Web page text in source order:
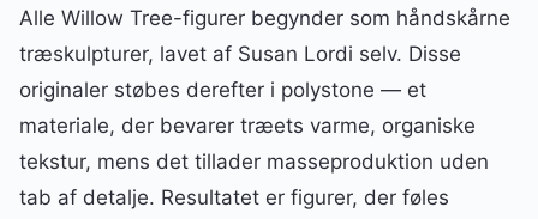
Alle Willow Tree-figurer begynder som håndskårne
træskulpturer, lavet af Susan Lordi selv. Disse
originaler støbes derefter i polystone — et
materiale, der bevarer træets varme, organiske
tekstur, mens det tillader masseproduktion uden
tab af detalje. Resultatet er figurer, der føles